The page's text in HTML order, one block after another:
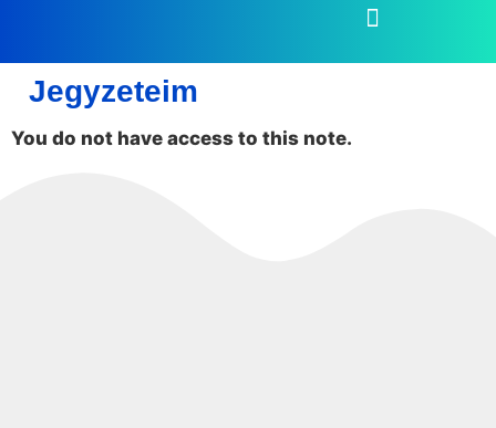
Jegyzeteim
You do not have access to this note.